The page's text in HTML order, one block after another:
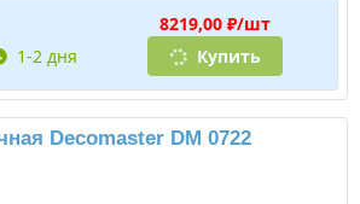
Купить
Decomaster DM 0662